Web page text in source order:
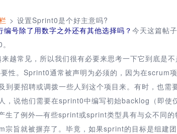
> 设置Sprint0是个好主意吗?
号除了用数字之外还有其他选择吗？ 今天这篇帖
越常见，所以我们很有必要来思考一下它到底是不
性。Sprint0通常被声明为必须的，因为在scrum项
到要招聘或调拨一些人到这个项目来。有时，也需
，说他们需要在sprint0中编写初始backlog（即使
生了例外—有些sprint或sprint类型具有与众不同
宗旨就被摒弃了。毕竟，如果sprint的目标是组建